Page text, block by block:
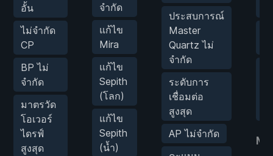
อั้น
ไม่จำกัด
CP
BP ไม่
จำกัด
มาตรวัด
โอเวอร์
ไดรฟ์
สูงสุด
จำกัด
แก้ไข
Mira
แก้ไข
Sepith
(โลก)
แก้ไข
Sepith
(น้ำ)
ประสบการณ์
Master
Quartz ไม่
จำกัด
ระดับการ
เชื่อมต่อ
สูงสุด
AP ไม่จำกัด